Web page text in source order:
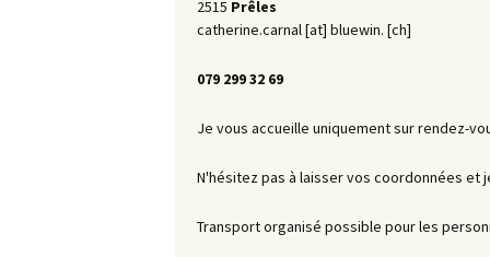
2515 Prêles
catherine.carnal [at] bluewin. [ch]
079 299 32 69
Je vous accueille uniquement sur rendez-
N'hésitez pas à laisser vos coordonnées et
Transport organisé possible pour les